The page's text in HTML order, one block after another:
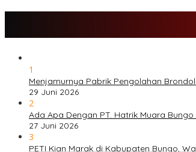
1
Menjamurnya Pabrik Pengolahan
29 Juni 2026
2
Ada Apa Dengan PT. Hatrik Muara
27 Juni 2026
3
PETI Kian Marak di Kabupaten Bungo,